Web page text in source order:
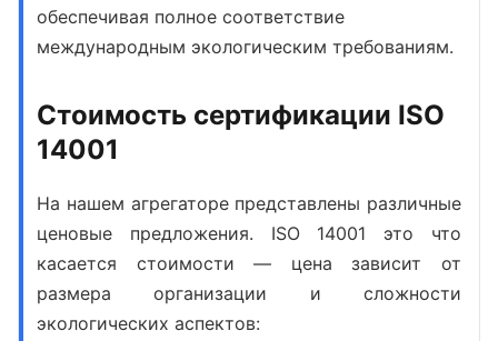
обеспечивая полное соответствие
международным экологическим требованиям.
Стоимость сертификации ISO
14001
На нашем агрегаторе представлены различные
ценовые предложения. ISO 14001 это что
касается стоимости — цена зависит от
размера организации и сложности
экологических аспектов: